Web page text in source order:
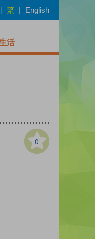
| 繁 | English
活
0